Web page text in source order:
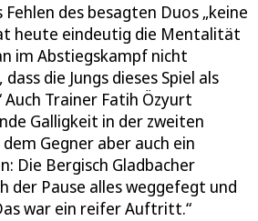
des besagten Duos „keine
heute eindeutig die Mentalität
im Abstiegskampf nicht
die Jungs dieses Spiel als
Trainer Fatih Özyurt
Galligkeit in der zweiten
Gegner aber auch ein
Die Bergisch Gladbacher
der Pause alles weggefegt und
war ein reifer Auftritt.“